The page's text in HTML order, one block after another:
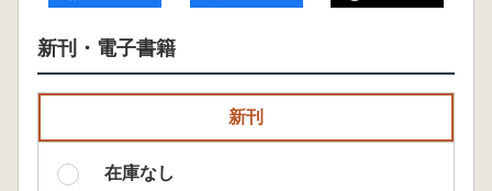
新刊・電子書籍
新刊
在庫なし